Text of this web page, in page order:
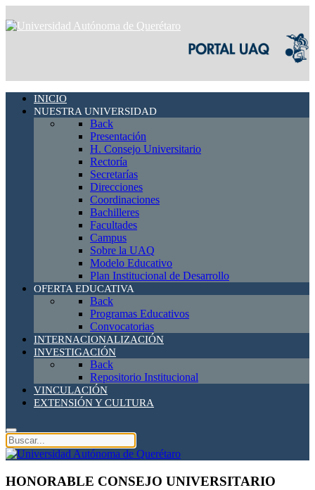
INICIO
NUESTRA UNIVERSIDAD
Back
Presentación
H. Consejo Universitario
Rectoría
Secretarías
Direcciones
Coordinaciones
Bachilleres
Facultades
Campus
Sobre la UAQ
Modelo Educativo
Plan Institucional de Desarrollo
OFERTA EDUCATIVA
Back
Programas Educativos
Convocatorias
INTERNACIONALIZACIÓN
INVESTIGACIÓN
Back
Repositorio Institucional
VINCULACIÓN
EXTENSIÓN Y CULTURA
HONORABLE CONSEJO UNIVERSITARIO